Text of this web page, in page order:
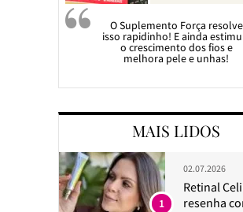
O Suplemento Força resolve
isso rapidinho! E ainda
o crescimento dos fios e
melhora pele e unhas!
MAIS LIDOS
02.07.2026
Retinal
resenha
1